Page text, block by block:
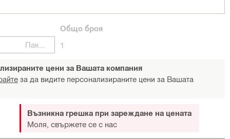
Общо броя
1
цени за Вашата компания
за да видите персонализираните цени за Вашата
Възникна грешка при зареждане на цената
Моля, свържете се с нас